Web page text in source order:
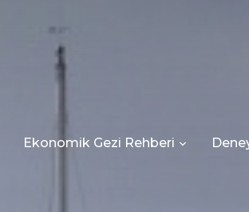
Ekonomik Gezi Rehberi